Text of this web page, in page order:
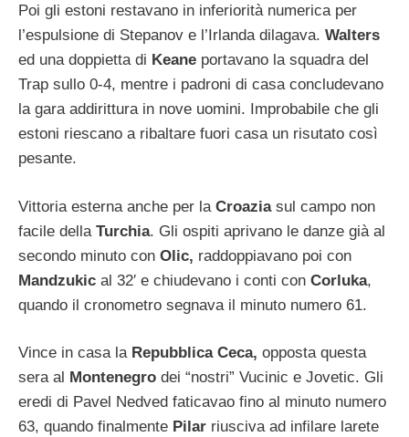
Poi gli estoni restavano in inferiorità numerica per
l’espulsione di Stepanov e l’Irlanda dilagava. Walters
ed una doppietta di Keane portavano la squadra del
Trap sullo 0-4, mentre i padroni di casa concludevano
la gara addirittura in nove uomini. Improbabile che gli
estoni riescano a ribaltare fuori casa un risutato così
pesante.
Vittoria esterna anche per la Croaziasul campo non
facile della Turchia. Gli ospiti aprivano le danze già al
secondo minuto con Olic, raddoppiavano poi con
Mandzukic al 32′ e chiudevano i conti con Corluka,
quando il cronometro segnava il minuto numero 61.
Vince in casa la Repubblica Ceca, opposta questa
sera al Montenegro dei “nostri” Vucinic e Jovetic. Gli
eredi di Pavel Nedved faticavao fino al minuto numero
63, quando finalmente Pilar riusciva ad infilare larete